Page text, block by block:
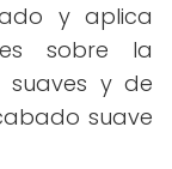
y aplica
sobre la
suaves y de
suave